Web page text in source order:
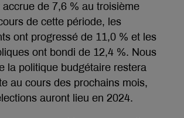
accrue de 7,6 % au troisième
de cette période, les
ont progressé de 11,0 % et les
ont bondi de 12,4 %. Nous
la politique budgétaire restera
au cours des prochains mois,
auront lieu en 2024.